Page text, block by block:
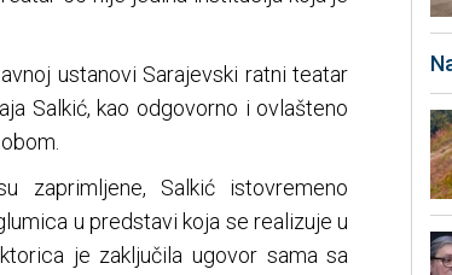
ustanovi Sarajevski ratni teatar
Salkić, kao odgovorno i ovlašteno
zaprimljene, Salkić istovremeno
u predstavi koja se realizuje u
je zaključila ugovor sama sa